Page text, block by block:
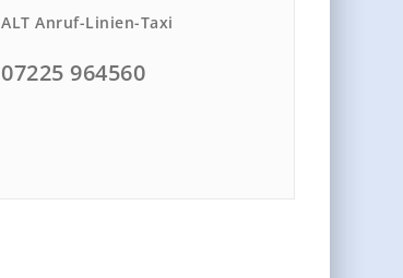
ALT Anruf-Linien-Taxi
07225 964560